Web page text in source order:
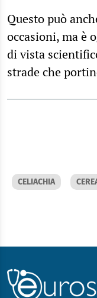
Questo può
occasioni, ma è
di vista
strade che
CELIACHIA